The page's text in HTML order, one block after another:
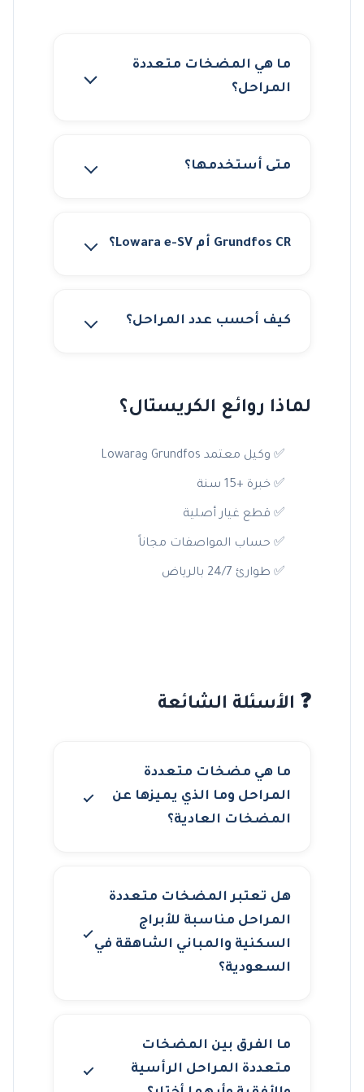
ما هي المضخات متعددة
المراحل؟
متى أستخدمها؟
Grundfos CR أم Lowara e-SV؟
كيف أحسب عدد المراحل؟
لماذا روائع الكريستال؟
✅ وكيل معتمد Grundfos وLowara
✅ خبرة +15 سنة
✅ قطع غيار أصلية
✅ حساب المواصفات مجاناً
✅ طوارئ 24/7 بالرياض
❓ الأسئلة الشائعة
ما هي مضخات متعددة
المراحل وما الذي يميزها عن
المضخات العادية؟
هل تعتبر المضخات متعددة
المراحل مناسبة للأبراج
السكنية والمباني الشاهقة في
السعودية؟
ما الفرق بين المضخات
متعددة المراحل الرأسية